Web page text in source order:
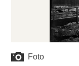
Foto